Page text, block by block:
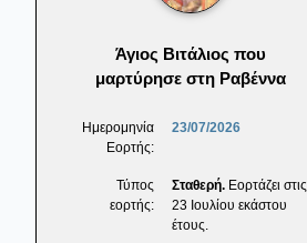
Άγιος Βιτάλιος που
μαρτύρησε στη Ραβέννα
Ημερομηνία
Εορτής:
23/07/2026
Τύπος
εορτής:
Σταθερή. Εορτάζει στις
23 Ιουλίου εκάστου
έτους.